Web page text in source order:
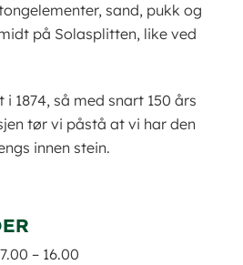
sand, pukk og
på Solasplitten, like ved
1874, så med snart 150 års
tør vi påstå at vi har den
innen stein.
– 16.00